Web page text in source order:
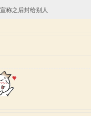
称之后封给别人